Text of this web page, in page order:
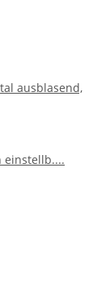
ausblasend,